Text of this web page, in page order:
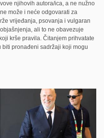
njihovih autora/ica, a ne nužno
može i neće odgovarati za
vrijeđanja, psovanja i vulgaran
ali to ne obavezuje
krše pravila. Čitanjem prihvatate
pronađeni sadržaji koji mogu